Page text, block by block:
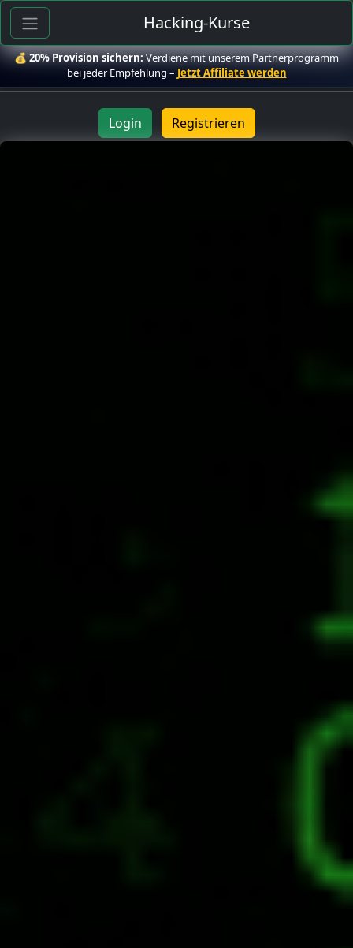
Hacking-Kurse
💰20% Provision sichern:Verdiene mit unserem Partnerprogramm
bei jeder Empfehlung – Jetzt Affiliate werden
Login Registrieren